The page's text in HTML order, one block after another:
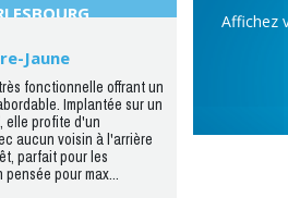
Jaune
fonctionnelle offrant un
Implantée sur un
elle profite d'un
aucun voisin à l'arrière
parfait pour les
pour max...
Affichez